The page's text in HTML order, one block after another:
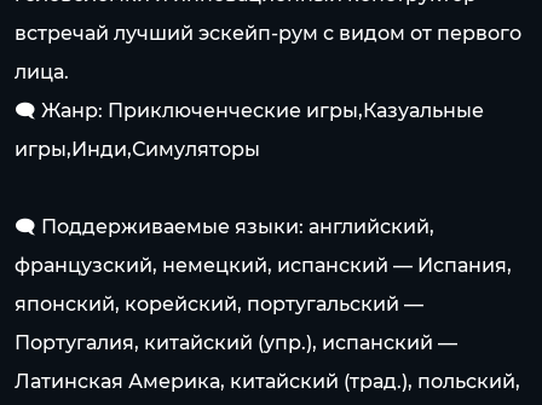
встречай лучший эскейп-рум с видом от первого
лица.
🗨️ Жанр: Приключенческие игры,Казуальные
игры,Инди,Симуляторы
🗨️ Поддерживаемые языки: английский,
французский, немецкий, испанский — Испания,
японский, корейский, португальский —
Португалия, китайский (упр.), испанский —
Латинская Америка, китайский (трад.), польский,